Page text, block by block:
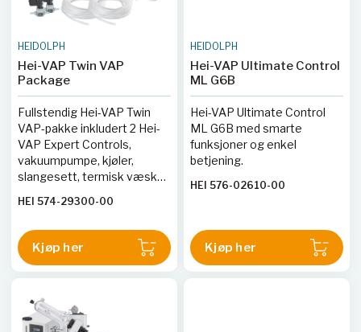
HEIDOLPH
Hei-VAP Twin VAP
Package
Fullstendig Hei-VAP Twin
VAP-pakke inkludert 2 Hei-
VAP Expert Controls,
vakuumpumpe, kjøler,
slangesett, termisk væske,
HEI 574-29300-00
Kjøp her
HEIDOLPH
Hei-VAP Ultimate Control
ML G6B
Hei-VAP Ultimate Control
ML G6B med smarte
funksjoner og enkel
betjening.
HEI 576-02610-00
Kjøp her